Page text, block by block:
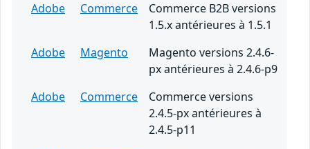
Adobe Commerce
Commerce B2B versions
1.5.x antérieures à 1.5.1
Adobe
Magento
Magento versions 2.4.6-
px antérieures à 2.4.6-p9
Adobe
Commerce
Commerce versions
2.4.5-px antérieures à
2.4.5-p11